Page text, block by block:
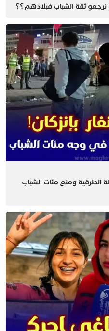
نرجعو ثقة الشباب فبلادهم؟؟
الطرقية ومنع مئات الشباب